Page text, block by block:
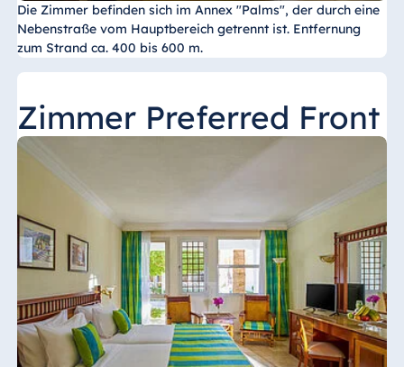
Die Zimmer befinden sich im Annex "Palms", der durch eine
Nebenstraße vom Hauptbereich getrennt ist. Entfernung
zum Strand ca. 400 bis 600 m.
Zimmer Preferred Front